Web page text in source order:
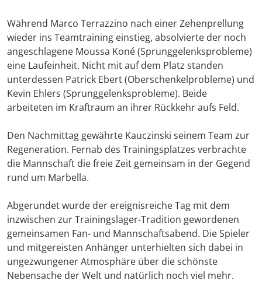
Während Marco Terrazzino nach einer Zehenprellung
wieder ins Teamtraining einstieg, absolvierte der noch
angeschlagene Moussa Koné (Sprunggelenksprobleme)
eine Laufeinheit. Nicht mit auf dem Platz standen
unterdessen Patrick Ebert (Oberschenkelprobleme) und
Kevin Ehlers (Sprunggelenksprobleme). Beide
arbeiteten im Kraftraum an ihrer Rückkehr aufs Feld.
Den Nachmittag gewährte Kauczinski seinem Team zur
Regeneration. Fernab des Trainingsplatzes verbrachte
die Mannschaft die freie Zeit gemeinsam in der Gegend
rund um Marbella.
Abgerundet wurde der ereignisreiche Tag mit dem
inzwischen zur Trainingslager-Tradition gewordenen
gemeinsamen Fan- und Mannschaftsabend. Die Spieler
und mitgereisten Anhänger unterhielten sich dabei in
ungezwungener Atmosphäre über die schönste
Nebensache der Welt und natürlich noch viel mehr.